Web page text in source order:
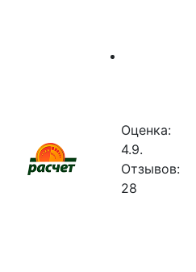
Оценка:
4.9.
Отзывов:
28